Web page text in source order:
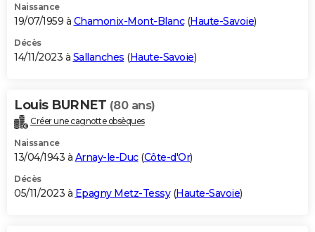
Naissance
19/07/1959 à Chamonix-Mont-Blanc(Haute-Savoie)
Décès
14/11/2023 à Sallanches (Haute-Savoie)
Louis BURNET (80 ans)
Créer une cagnotte obsèques
Naissance
13/04/1943 à Arnay-le-Duc(Côte-d'Or)
Décès
05/11/2023 à Epagny Metz-Tessy(Haute-Savoie)